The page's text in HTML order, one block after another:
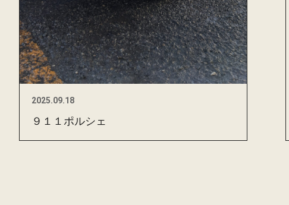
2025.09.18
９１１ポルシェ